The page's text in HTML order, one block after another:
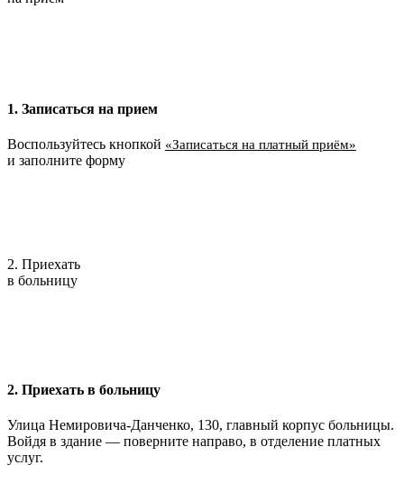
1. Записаться на прием
Воспользуйтесь кнопкой «Записаться на платный приём»
и заполните форму
2. Приехать
в больницу
2. Приехать в больницу
Улица Немировича-Данченко, 130, главный корпус больницы.
Войдя в здание — поверните направо, в отделение платных
услуг.